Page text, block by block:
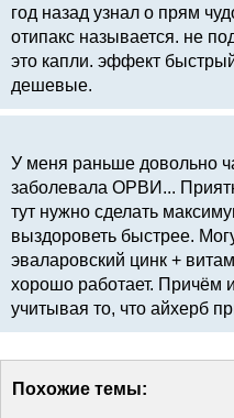
год назад узнал о прям
отипакс называется. не
это капли. эффект
дешевые.
У меня раньше довольно
заболевала ОРВИ...
тут нужно сделать
выздороветь быстрее.
эваларовский цинк +
хорошо работает. Причём
учитывая то, что айхерб
Похожие темы: